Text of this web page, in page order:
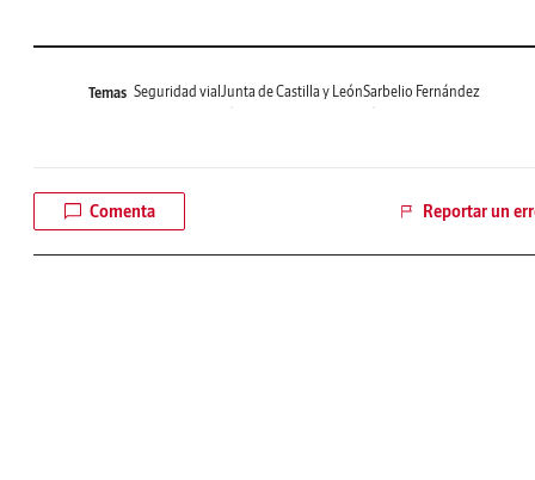
Temas Seguridad vial Junta de Castilla y LeónSarbelio Fernández
Comenta Reportar un